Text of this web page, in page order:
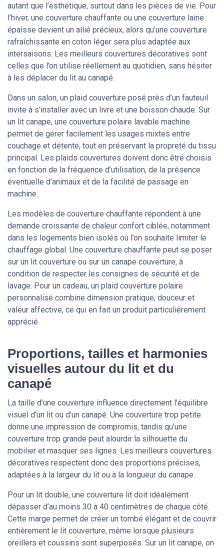
autant que l’esthétique, surtout dans les pièces de vie. Pour
l’hiver, une couverture chauffante ou une couverture laine
épaisse devient un allié précieux, alors qu’une couverture
rafraîchissante en coton léger sera plus adaptée aux
intersaisons. Les meilleurs couvertures décoratives sont
celles que l’on utilise réellement au quotidien, sans hésiter
à les déplacer du lit au canapé.
Dans un salon, un plaid couverture posé près d’un fauteuil
invite à s’installer avec un livre et une boisson chaude. Sur
un lit canape, une couverture polaire lavable machine
permet de gérer facilement les usages mixtes entre
couchage et détente, tout en préservant la propreté du tissu
principal. Les plaids couvertures doivent donc être choisis
en fonction de la fréquence d’utilisation, de la présence
éventuelle d’animaux et de la facilité de passage en
machine.
Les modèles de couverture chauffante répondent à une
demande croissante de chaleur confort ciblée, notamment
dans les logements bien isolés où l’on souhaite limiter le
chauffage global. Une couverture chauffante peut se poser
sur un lit couverture ou sur un canape couverture, à
condition de respecter les consignes de sécurité et de
lavage. Pour un cadeau, un plaid couverture polaire
personnalisé combine dimension pratique, douceur et
valeur affective, ce qui en fait un produit particulièrement
apprécié.
Proportions, tailles et harmonies
visuelles autour du lit et du
canapé
La taille d’une couverture influence directement l’équilibre
visuel d’un lit ou d’un canapé. Une couverture trop petite
donne une impression de compromis, tandis qu’une
couverture trop grande peut alourdir la silhouette du
mobilier et masquer ses lignes. Les meilleurs couvertures
décoratives respectent donc des proportions précises,
adaptées à la largeur du lit ou à la longueur du canape.
Pour un lit double, une couverture lit doit idéalement
dépasser d’au moins 30 à 40 centimètres de chaque côté.
Cette marge permet de créer un tombé élégant et de couvrir
entièrement le lit couverture, même lorsque plusieurs
oreillers et coussins sont superposés. Sur un lit canape, on